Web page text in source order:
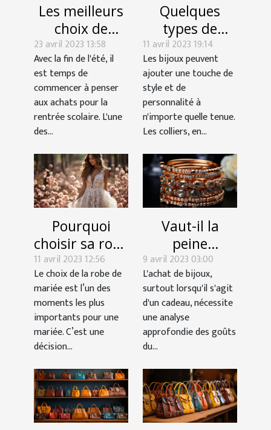
Les meilleurs
choix de
vêtements
pour enfants
pour la
rentrée
scolaire
23 avril 2023 13:58
Avec la fin de l'été, il
est temps de
commencer à penser
aux achats pour la
rentrée scolaire. L'une
des...
Quelques
types de
colliers que
vous pouvez
mettre
11 avril 2023 19:14
Les bijoux peuvent
ajouter une touche de
style et de
personnalité à
n'importe quelle tenue.
Les colliers, en...
Pourquoi
choisir sa robe
de mariage
chez la
boutique
Nanyne ?
11 avril 2023 12:56
Le choix de la robe de
mariée est l’un des
moments les plus
importants pour une
mariée. C’est une
décision...
Vaut-il la
peine
d'acheter des
bijoux en ligne
?
9 avril 2023 03:00
L'achat de bijoux,
surtout lorsqu'il s'agit
d'un cadeau, nécessite
une analyse
approfondie des goûts
du...